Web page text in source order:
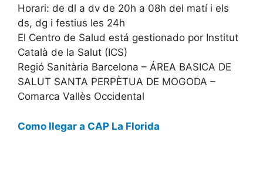
Horari: de dl a dv de 20h a 08h del matí i els
ds, dg i festius les 24h
El Centro de Salud está gestionado por Institut
Català de la Salut (ICS)
Regió Sanitària Barcelona – ÁREA BASICA DE
SALUT SANTA PERPÈTUA DE MOGODA –
Comarca Vallès Occidental
Como llegar a CAP La Florida